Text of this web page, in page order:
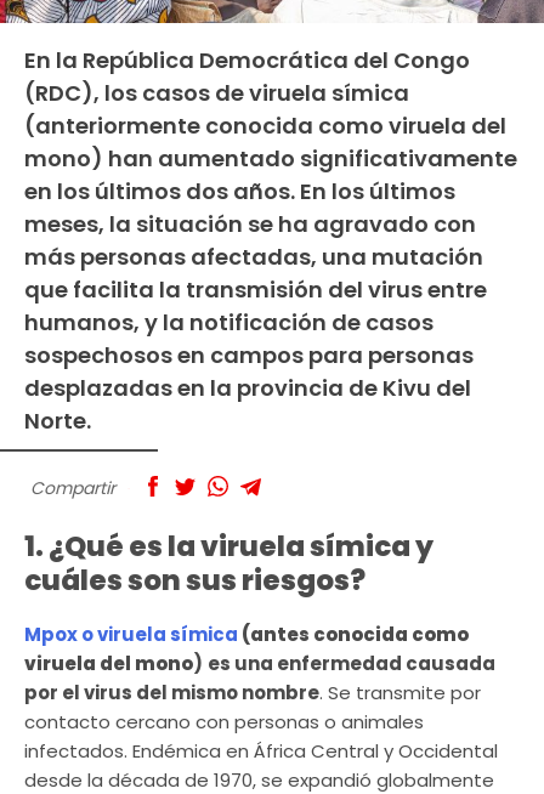
En la República Democrática del Congo
(RDC), los casos de viruela símica
(anteriormente conocida como viruela del
mono) han aumentado significativamente
en los últimos dos años. En los últimos
meses, la situación se ha agravado con
más personas afectadas, una mutación
que facilita la transmisión del virus entre
humanos, y la notificación de casos
sospechosos en campos para personas
desplazadas en la provincia de Kivu del
Norte.
Compartir
1. ¿Qué es la viruela símica y
cuáles son sus riesgos?
Mpox o viruela símica (antes conocida como
viruela del mono) es una enfermedad causada
por el virus del mismo nombre. Se transmite por
contacto cercano con personas o animales
infectados. Endémica en África Central y Occidental
desde la década de 1970, se expandió globalmente